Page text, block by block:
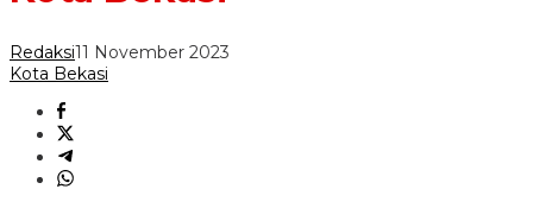
Redaksi11 November 2023
Kota Bekasi